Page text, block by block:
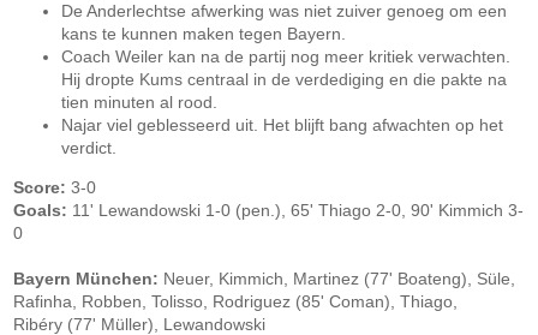
De Anderlechtse afwerking was niet zuiver genoeg om een
kans te kunnen maken tegen Bayern.
Coach Weiler kan na de partij nog meer kritiek verwachten.
Hij dropte Kums centraal in de verdediging en die pakte na
tien minuten al rood.
Najar viel geblesseerd uit. Het blijft bang afwachten op het
verdict.
Score: 3-0
Goals: 11' Lewandowski 1-0 (pen.), 65' Thiago 2-0, 90' Kimmich 3-
0
Bayern München: Neuer, Kimmich, Martinez (77' Boateng), Süle,
Rafinha, Robben, Tolisso, Rodriguez (85' Coman), Thiago,
Ribéry (77' Müller), Lewandowski